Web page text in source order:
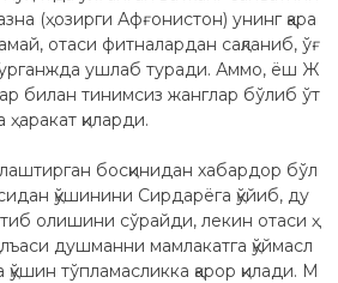
(ҳозирги Афғонистон) унинг қара
отаси фитналардан сақланиб, ўғ
ушлаб туради. Аммо, ёш Ж
билан тинимсиз жанглар бўлиб ўт
ҳаракат қиларди.
босқинидан хабардор бўл
қўшинини Сирдарёга қўйиб, ду
олишини сўрайди, лекин отаси ҳ
душманни мамлакатга қўймасл
тўпламасликка қарор қилади. М